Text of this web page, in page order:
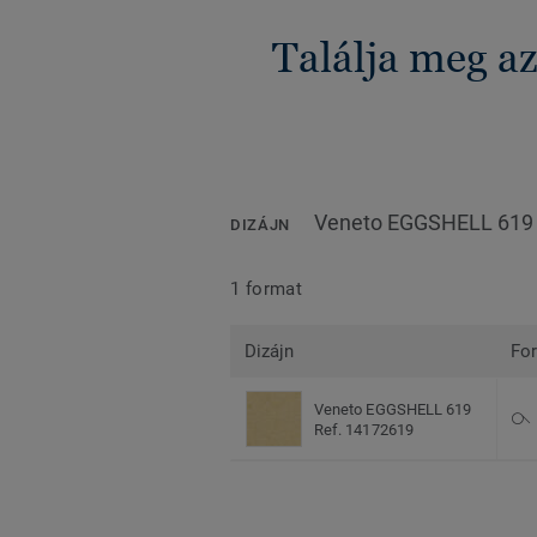
Találja meg
DIZÁJN Veneto EGGSHELL 619
1 format
Dizájn
Veneto EGGSHELL 619
Ref. 14172619